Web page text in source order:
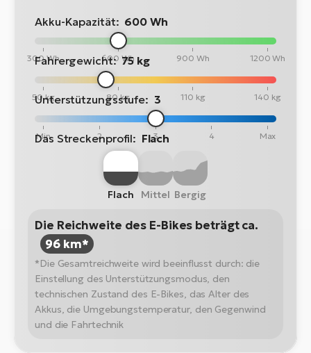
Akku-Kapazität: 600 Wh
300 Wh 600 Wh 900 Wh 1200 Wh
Fahrergewicht: 75 kg
50 kg 80 kg 110 kg 140 kg
Unterstützungsstufe: 3
Min 2 3 4 Max
Das Streckenprofil: Flach
Flach Mittel Bergig
Die Reichweite des E-Bikes beträgt ca.
96 km*
*Die Gesamtreichweite wird beeinflusst durch: die
Einstellung des Unterstützungsmodus, den
technischen Zustand des E-Bikes, das Alter des
Akkus, die Umgebungstemperatur, den Gegenwind
und die Fahrtechnik